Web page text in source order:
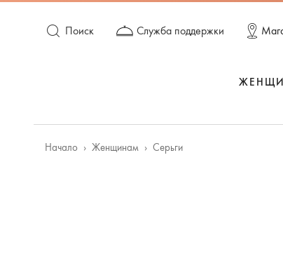
Поиск Служба поддержки
Начало Женщинам Серьги